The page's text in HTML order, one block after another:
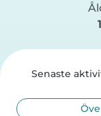
Senaste